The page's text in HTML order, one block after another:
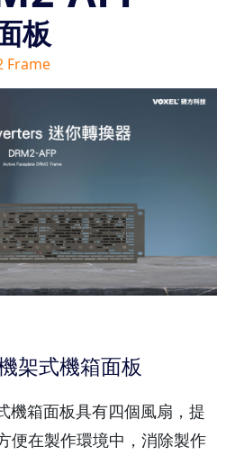
板
Frame
架式機箱面板
機箱面板具有四個風扇，提
便在製作環境中，消除製作